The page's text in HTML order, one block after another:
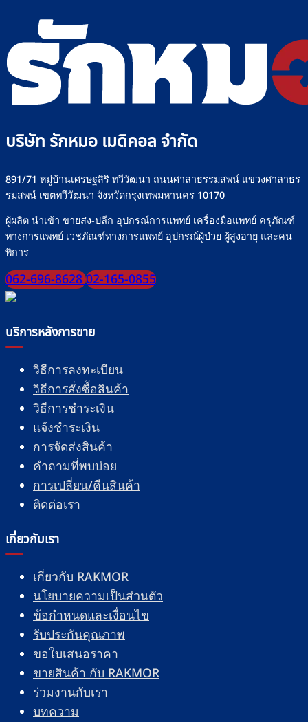
บริษัท รักหมอ เมดิคอล จำกัด
891/71 หมู่บ้านเศรษฐสิริ ทวีวัฒนา ถนนศาลาธรรมสพน์ แขวงศาลาธร
รมสพน์ เขตทวีวัฒนา จังหวัดกรุงเทพมหานคร 10170
ผู้ผลิต นำเข้า ขายส่ง-ปลีก อุปกรณ์การแพทย์ เครื่องมือแพทย์ ครุภัณฑ์
ทางการแพทย์ เวชภัณฑ์ทางการแพทย์ อุปกรณ์ผู้ป่วย ผู้สูงอายุ และคน
พิการ
062-696-862802-165-0855
บริการหลังการขาย
วิธีการลงทะเบียน
วิธีการสั่งซื้อสินค้า
วิธีการชำระเงิน
แจ้งชำระเงิน
การจัดส่งสินค้า
คำถามที่พบบ่อย
การเปลี่ยน/คืนสินค้า
ติดต่อเรา
เกี่ยวกับเรา
เกี่ยวกับ RAKMOR
นโยบายความเป็นส่วนตัว
ข้อกำหนดและเงื่อนไข
รับประกันคุณภาพ
ขอใบเสนอราคา
ขายสินค้า กับ RAKMOR
ร่วมงานกับเรา
บทความ